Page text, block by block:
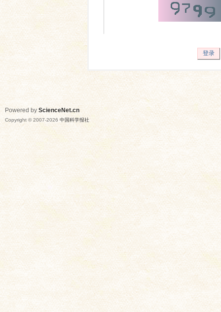
登录
Powered by ScienceNet.cn
Copyright © 2007-2026 中国科学报社